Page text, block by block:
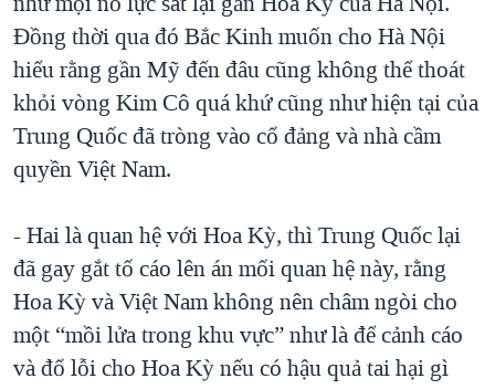
Đồng thời qua đó Bắc Kinh muốn cho Hà Nội
hiểu rằng gần Mỹ đến đâu cũng không thể thoát
khỏi vòng Kim Cô quá khứ cũng như hiện tại của
Trung Quốc đã tròng vào cổ đảng và nhà cầm
quyền Việt Nam.
- Hai là quan hệ với Hoa Kỳ, thì Trung Quốc lại
đã gay gắt tố cáo lên án mối quan hệ này, rằng
Hoa Kỳ và Việt Nam không nên châm ngòi cho
một “mồi lửa trong khu vực” như là để cảnh cáo
và đổ lỗi cho Hoa Kỳ nếu có hậu quả tai hại gì